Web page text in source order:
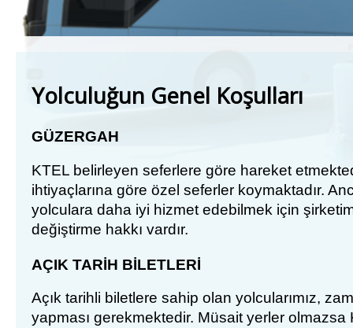
Yolculuğun Genel Koşulları
GÜZERGAH
KTEL belirleyen seferlere göre hareket
ihtiyaçlarına göre özel seferler koymaktadır.
yolculara daha iyi hizmet edebilmek için
değiştirme hakkı vardır.
AÇIK TARİH BİLETLERİ
Açık tarihli biletlere sahip olan yolcularımız,
yapması gerekmektedir. Müsait yerler olmazsa